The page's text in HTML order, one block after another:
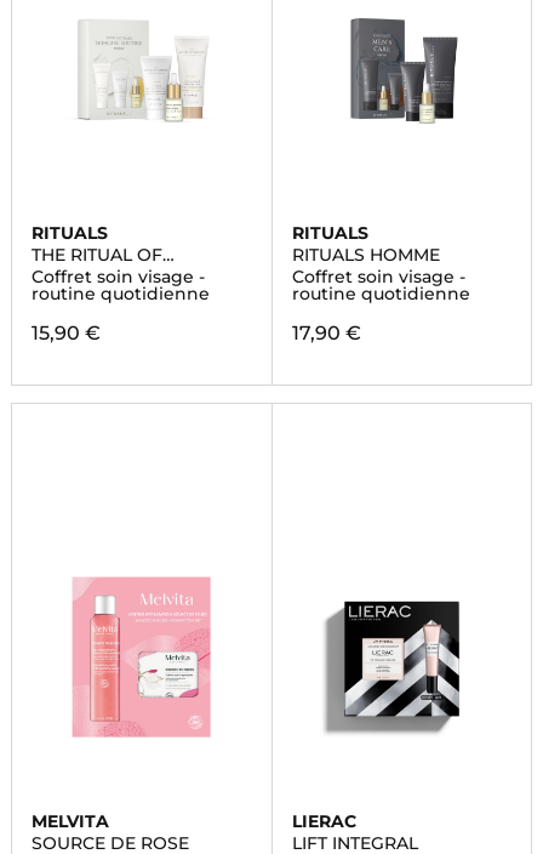
RITUALS
THE RITUAL OF
NAMASTE
Coffret soin visage -
routine quotidienne
15,90 €
RITUALS
RITUALS HOMME
Coffret soin visage -
routine quotidienne
17,90 €
MELVITA
SOURCE DE ROSE
LIERAC
LIFT INTEGRAL